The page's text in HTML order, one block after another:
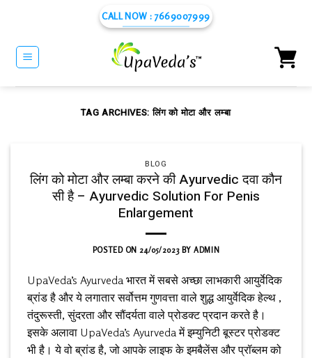
content
CALL NOW : 7669007999
TAG ARCHIVES:लिंग को मोटा और लम्बा
BLOG
लिंग को मोटा और लम्बा करने की Ayurvedic दवा कौन
सी है – Ayurvedic Solution For Penis
Enlargement
POSTED ON24/05/2023BYADMIN
UpaVeda’s Ayurveda भारत में सबसे अच्छा लाभकारी आयुर्वेदिक
ब्रांड है और ये लगातार सर्वोत्तम गुणवत्ता वाले शुद्ध आयुर्वेदिक हेल्थ ,
तंदुरूस्ती, सुंदरता और सौंदर्यता वाले प्रोडक्ट प्रदान करते है।
इसके अलावा UpaVeda’s Ayurveda में इम्युनिटी बूस्टर प्रोडक्ट
भी है। ये वो ब्रांड है, जो आपके लाइफ के इमबैलेंस और प्रॉब्लम को